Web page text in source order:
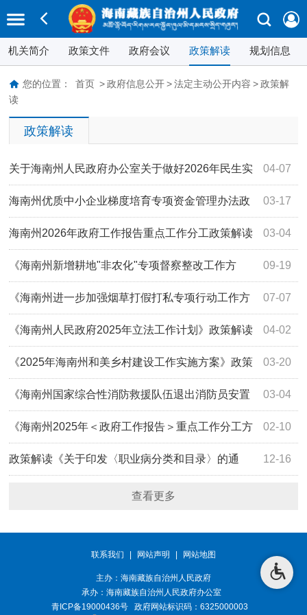
机关简介 政策文件 政府会议 政策解读 规划信息
您的位置： 首页 > 政府信息公开 > 法定主动公开内容 > 政策解
读
政策解读
04-07
关于海南州人民政府办公室关于做好2026年民生实
事项目办理工作的政策解读 03-17
海南州优质中小企业梯度培育专项资金管理办法政
策解读 03-04
海南州2026年政府工作报告重点工作分工政策解读
09-19
《海南州新增耕地"非农化"专项督察整改工作方
案》政策解读 07-07
《海南州进一步加强烟草打假打私专项行动工作方
案》政策解读 04-02
《海南州人民政府2025年立法工作计划》政策解读
03-20
《2025年海南州和美乡村建设工作实施方案》政策
解读 03-04
《海南州国家综合性消防救援队伍退出消防员安置
工作协作配合机制工作制度》政策解读 02-10
《海南州2025年＜政府工作报告＞重点工作分工方
案》政策解读 12-16
政策解读《关于印发〈职业病分类和目录〉的通
知》（2025年8月1日起实施）
查看更多
联系我们 网站声明 网站地图
主办：海南藏族自治州人民政府
承办： 海南藏族自治州人民政府办公室
青ICP备19000436号政府网站标识码：6325000003